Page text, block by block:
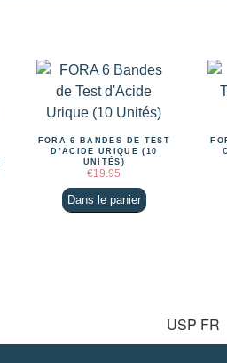
FORA 6 BANDES DE TEST
D’ACIDE URIQUE (10
UNITÉS)
€19.95
Dans le panier